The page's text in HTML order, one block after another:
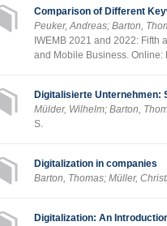
Comparison of Different
Peuker, Andreas; Barton,
IWEMB 2021 and 2022:
and Mobile Business. Online:
Digitalisierte Unternehmen:
Mülder, Wilhelm; Barton,
S.
Digitalization in companies
Barton, Thomas; Müller,
Digitalization: An